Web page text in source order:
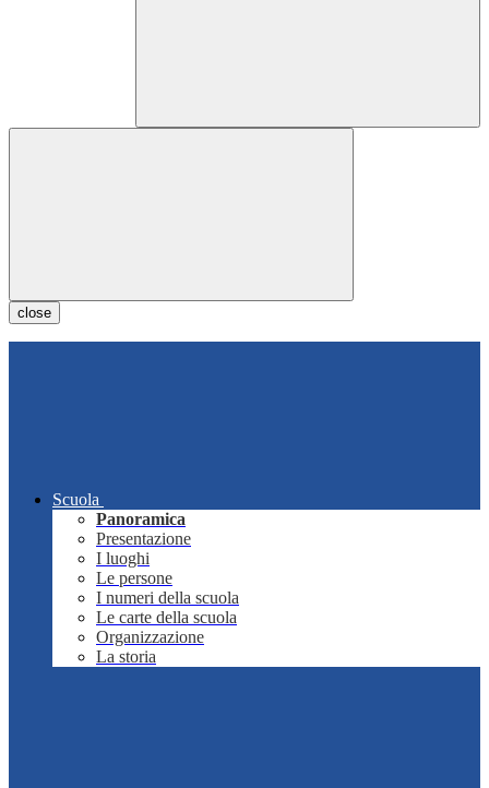
close
Scuola
Panoramica
Presentazione
I luoghi
Le persone
I numeri della scuola
Le carte della scuola
Organizzazione
La storia